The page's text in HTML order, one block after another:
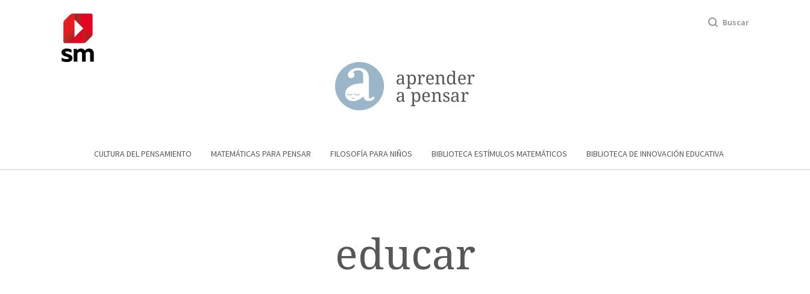
Buscar
CULTURA DEL PENSAMIENTO MATEMÁTICAS PARA PENSAR FILOSOFÍA PARA NIÑOS BIBLIOTECA ESTÍMULOS MATEMÁTICOS BIBLIOTECA DE INNOVACIÓN EDUCATIVA
educar